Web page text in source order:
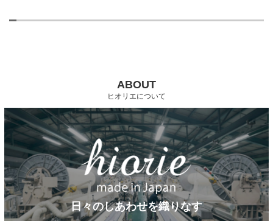
ABOUT
ヒオリエについて
日々のしあわせを織りなす